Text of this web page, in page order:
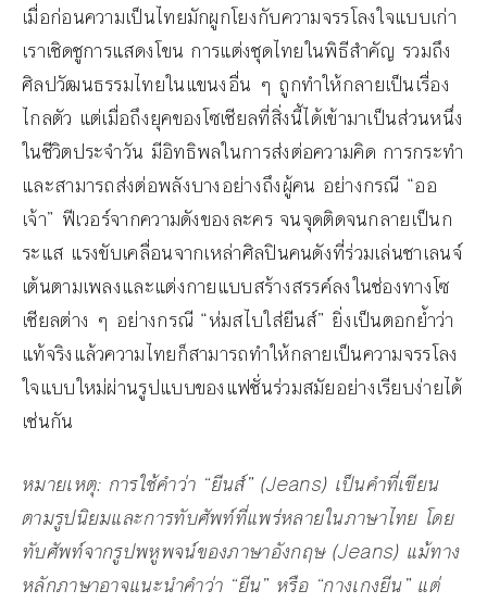
เมื่อก่อนความเป็นไทยมักผูกโยงกับความจรรโลงใจแบบเก่า
เราเชิดชูการแสดงโขน การแต่งชุดไทยในพิธีสำคัญ รวมถึง
ศิลปวัฒนธรรมไทยในแขนงอื่น ๆ ถูกทำให้กลายเป็นเรื่อง
ไกลตัว แต่เมื่อถึงยุคของโซเชียลที่สิ่งนี้ได้เข้ามาเป็นส่วนหนึ่ง
ในชีวิตประจำวัน มีอิทธิพลในการส่งต่อความคิด การกระทำ
และสามารถส่งต่อพลังบางอย่างถึงผู้คน อย่างกรณี “ออ
เจ้า” ฟีเวอร์จากความดังของละคร จนจุดติดจนกลายเป็นก
ระแส แรงขับเคลื่อนจากเหล่าศิลปินคนดังที่ร่วมเล่นชาเลนจ์
เต้นตามเพลงและแต่งกายแบบสร้างสรรค์ลงในช่องทางโซ
เชียลต่าง ๆ อย่างกรณี “ห่มสไบใส่ยีนส์” ยิ่งเป็นตอกย้ำว่า
แท้จริงแล้วความไทยก็สามารถทำให้กลายเป็นความจรรโลง
ใจแบบใหม่ผ่านรูปแบบของแฟชั่นร่วมสมัยอย่างเรียบง่ายได้
เช่นกัน
หมายเหตุ: การใช้คำว่า “ยีนส์” (Jeans) เป็นคำที่เขียน
ตามรูปนิยมและการทับศัพท์ที่แพร่หลายในภาษาไทย โดย
ทับศัพท์จากรูปพหูพจน์ของภาษาอังกฤษ (Jeans) แม้ทาง
หลักภาษาอาจแนะนำคำว่า “ยีน” หรือ “กางเกงยีน” แต่